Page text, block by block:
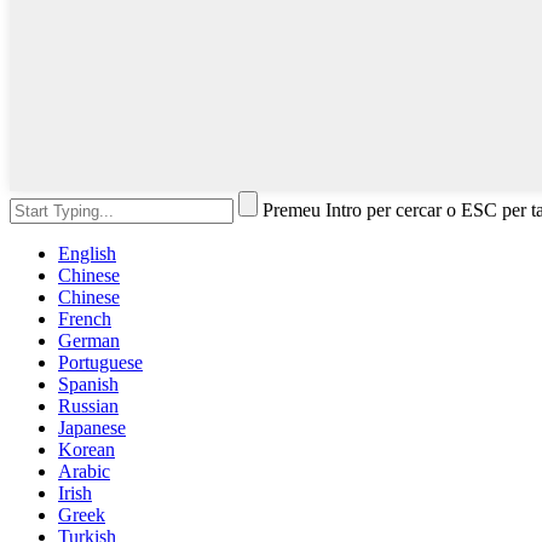
Premeu Intro per cercar o ESC per
English
Chinese
Chinese
French
German
Portuguese
Spanish
Russian
Japanese
Korean
Arabic
Irish
Greek
Turkish